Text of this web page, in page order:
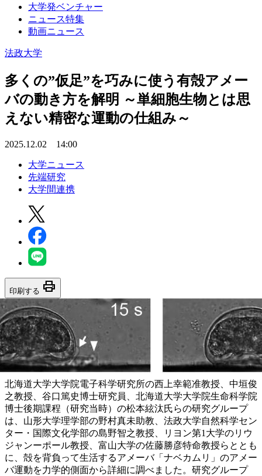
大学発ベンチャー
ニュース特集
動画ニュース
法政大学
多くの”仮足”を巧みに使う有殻アメー
バの動き方を解明 ～単細胞生物とは思
えない精密な運動の仕組み～
2025.12.02 14:00
大学ニュース
先端研究
大学間連携
印刷する print
北海道大学大学院電子科学研究所の西上幸範准教授、中垣俊
之教授、谷口篤史博士研究員、北海道大学大学院生命科学院
博士後期課程（研究当時）の松本絃汰氏らの研究グループ
は、山形大学理学部の野村真未助教、法政大学自然科学セン
ター・国際文化学部の島野智之教授、リヨン第1大学のリウ
ジャンーポール教授、富山大学の佐藤勝彦特命教授らととも
に、殻を背負って生活するアメーバ「ナベカムリ」のアメー
バ運動を力学的側面から詳細に調べました。研究グループ